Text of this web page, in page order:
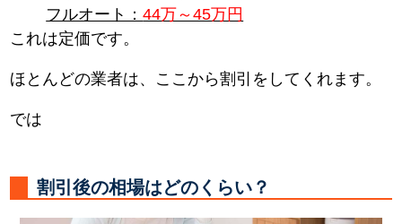
フルオート：44万～45万円
これは定価です。
ほとんどの業者は、ここから割引をしてくれます。
では
割引後の相場はどのくらい？